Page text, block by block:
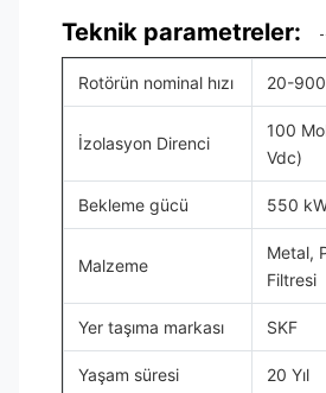
Teknik parametreler:
Rotörün nominal hızı 20-
İzolasyon Direnci
100
Vdc)
Bekleme gücü 550
Malzeme
Metal,
Filtresi
Yer taşıma markası SKF
Yaşam süresi 20 Yıl